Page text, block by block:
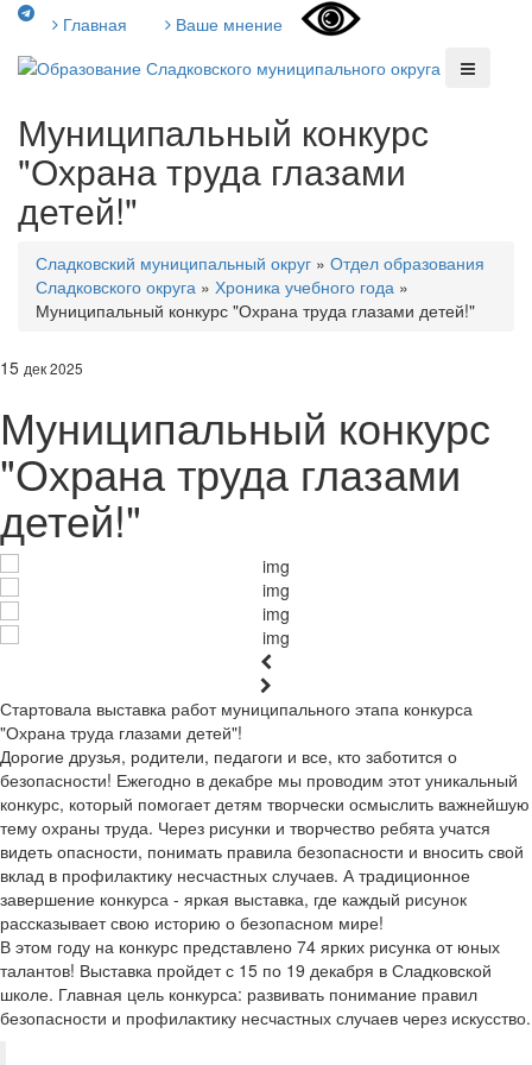
Главная Ваше мнение
Муниципальный конкурс
"Охрана труда глазами
детей!"
Сладковский муниципальный округ » Отдел образования
Сладковского округа » Хроника учебного года »
Муниципальный конкурс "Охрана труда глазами детей!"
15 дек 2025
Муниципальный конкурс
"Охрана труда глазами
детей!"
Стартовала выставка работ муниципального этапа конкурса
"Охрана труда глазами детей"!
Дорогие друзья, родители, педагоги и все, кто заботится о
безопасности! Ежегодно в декабре мы проводим этот уникальный
конкурс, который помогает детям творчески осмыслить важнейшую
тему охраны труда. Через рисунки и творчество ребята учатся
видеть опасности, понимать правила безопасности и вносить свой
вклад в профилактику несчастных случаев. А традиционное
завершение конкурса - яркая выставка, где каждый рисунок
рассказывает свою историю о безопасном мире!
В этом году на конкурс представлено 74 ярких рисунка от юных
талантов! Выставка пройдет с 15 по 19 декабря в Сладковской
школе. Главная цель конкурса: развивать понимание правил
безопасности и профилактику несчастных случаев через искусство.